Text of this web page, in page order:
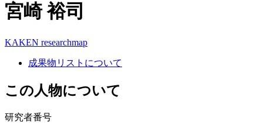
宮崎 裕司
KAKEN researchmap
成果物リストについて
この人物について
研究者番号